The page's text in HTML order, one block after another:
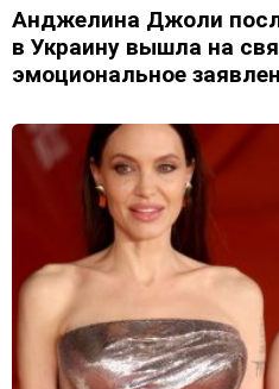
Анджелина Джоли
в Украину вышла на
эмоциональное